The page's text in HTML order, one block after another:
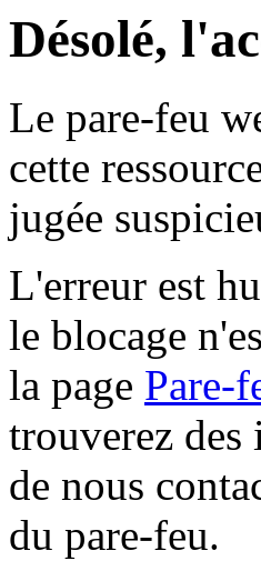
Désolé,
Le pare-feu
cette
jugée
L'erreur est
le blocage
la page Pare-
trouverez
de nous
du pare-feu.